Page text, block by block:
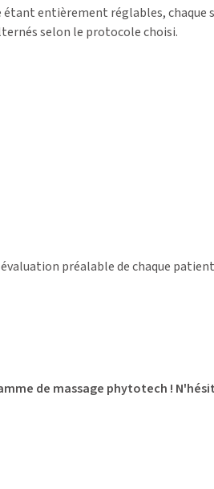
entièrement réglables, chaque
selon le protocole choisi.
préalable de chaque
de massage phytotech !